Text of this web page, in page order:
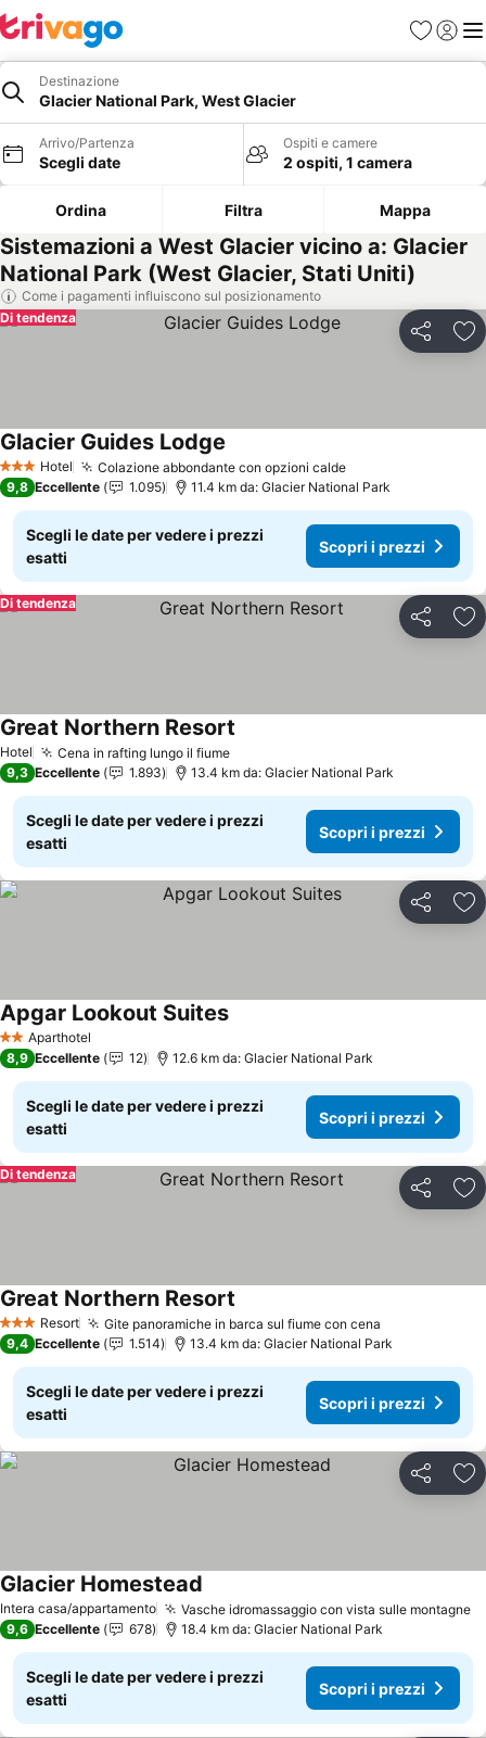
PreferitiAccedi
Destinazione
Glacier National Park, West Glacier
Arrivo/Partenza
Scegli date
Ospiti e camere
2 ospiti, 1 camera
Ordina Filtra Mappa
Sistemazioni a West Glacier vicino a: Glacier
National Park (West Glacier, Stati Uniti)
Come i pagamenti influiscono sul posizionamento
Condividi
Di tendenza
3 StelleHotel Colazione abbondante con opzioni calde
Glacier Guides Lodge
9,8 Eccellente 1.095 11.4 km da: Glacier National Park
Scegli le date per vedere i prezzi
esatti
Scopri i prezzi
Condividi
Di tendenza
Hotel Cena in rafting lungo il fiume
Great Northern Resort
9,3 Eccellente 1.893 13.4 km da: Glacier National Park
Scegli le date per vedere i prezzi
esatti
Scopri i prezzi
Condividi
2 StelleAparthotel
Apgar Lookout Suites
8,9 Eccellente 12 12.6 km da: Glacier National Park
Scegli le date per vedere i prezzi
esatti
Scopri i prezzi
Condividi
Di tendenza
3 StelleResort Gite panoramiche in barca sul fiume con cena
Great Northern Resort
9,4 Eccellente 1.514 13.4 km da: Glacier National Park
Scegli le date per vedere i prezzi
esatti
Scopri i prezzi
Condividi
Intera casa/appartamento Vasche idromassaggio con vista sulle montagne
Glacier Homestead
9,6 Eccellente 678 18.4 km da: Glacier National Park
Scegli le date per vedere i prezzi
esatti
Scopri i prezzi